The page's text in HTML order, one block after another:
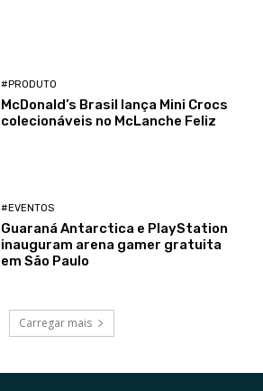
#PRODUTO
McDonald’s Brasil lança Mini Crocs
colecionáveis no McLanche Feliz
#EVENTOS
Guaraná Antarctica e PlayStation
inauguram arena gamer gratuita
em São Paulo
Carregar mais